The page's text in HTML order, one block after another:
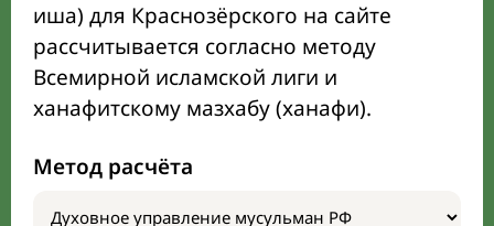
иша) для Краснозёрского на сайте
рассчитывается согласно методу
Всемирной исламской лиги и
ханафитскому мазхабу (ханафи).
Метод расчёта